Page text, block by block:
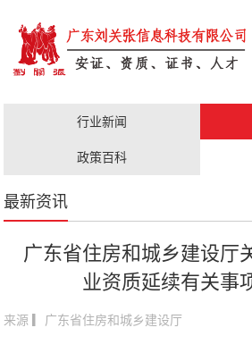
科创政策
行业新闻
政策百科
最新资讯
广东省住房和城乡建设厅
业资质延续有关事
来源 ▎广东省住房和城乡建设厅